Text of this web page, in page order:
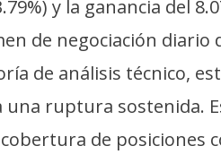
y la ganancia del
de negociación diario
de análisis técnico,
ruptura sostenida.
de posiciones